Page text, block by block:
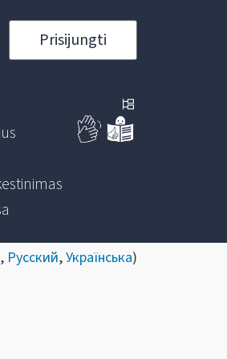
Prisijungti
, Русский,Українська)